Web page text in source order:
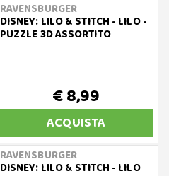
RAVENSBURGER
DISNEY: LILO & STITCH - LILO -
PUZZLE 3D ASSORTITO
€ 8,99
ACQUISTA
RAVENSBURGER
DISNEY: LILO & STITCH - LILO